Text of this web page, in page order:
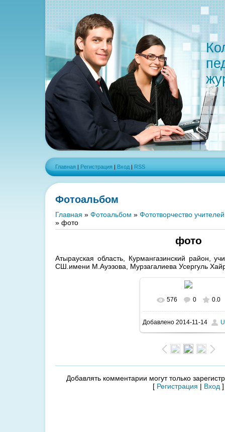
Главная | Регистрация | Вход | RSS
Фотоальбом
Главная » Фотоальбом » Фототворчество учителей
» фото
фото
Атырауская область, Курмангазинский район,
СШ.имени М.Ауэзова, Мурзагалиева Усергуль
В реальном
633x504/ 70.9Kb
576 0 0.0
Добавлено2014-11-14
Добавлять комментарии могут только
[ Регистрация | Вход ]